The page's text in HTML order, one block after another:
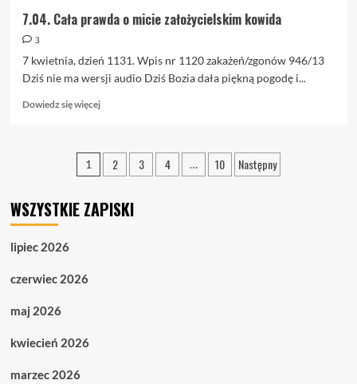
7.04. Cała prawda o micie założycielskim kowida
3
7 kwietnia, dzień 1131. Wpis nr 1120 zakażeń/zgonów 946/13
Dziś nie ma wersji audio Dziś Bozia dała piękną pogodę i...
Dowiedz się więcejDowiedz
7.04.
Cała
o
Stronicowanie
1 2 3 4 … 10 Następny
WSZYSTKIE ZAPISKI
lipiec 2026
czerwiec 2026
maj 2026
kwiecień 2026
marzec 2026